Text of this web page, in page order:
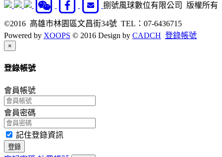
捌號風球數位有限公司 版權所有
©2016 高雄市林園區文昌街34號 TEL：07-6436715
Powered by XOOPS © 2016 Design by CADCH 登錄帳號
×
登錄帳號
會員帳號
會員密碼
記住登錄資訊
登錄